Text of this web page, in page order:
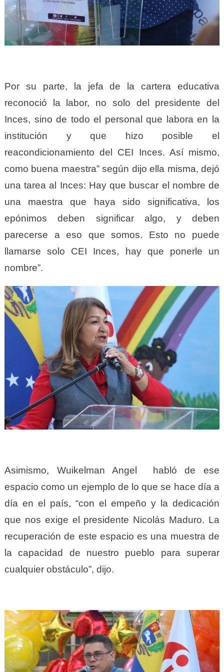
Por su parte, la jefa de la cartera educativa
reconoció la labor, no solo del presidente del
Inces, sino de todo el personal que labora en la
institución y que hizo posible el
reacondicionamiento del CEI Inces. Así mismo,
como buena maestra” según dijo ella misma, dejó
una tarea al Inces: Hay que buscar el nombre de
una maestra que haya sido significativa, los
epónimos deben significar algo, y deben
parecerse a eso que somos. Esto no puede
llamarse solo CEI Inces, hay que ponerle un
nombre”.
Asimismo, Wuikelman Angel habló de ese
espacio como un ejemplo de lo que se hace día a
día en el país, “con el empeño y la dedicación
que nos exige el presidente Nicolás Maduro. La
recuperación de este espacio es una muestra de
la capacidad de nuestro pueblo para superar
cualquier obstáculo”, dijo.